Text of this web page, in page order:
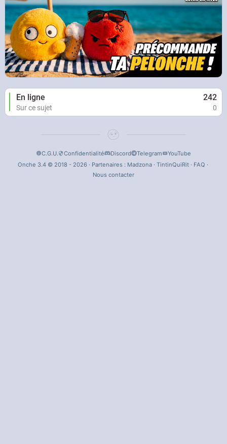
En ligne 242
Sur ce sujet 0
C.G.U. Confidentialité Discord Telegram
YouTube
Onche 3.4 © 2018 - 2026 · Partenaires : Madzona· TintinQuiRit· FAQ ·
Nous contacter